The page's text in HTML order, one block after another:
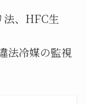
法、HFC生
法冷媒の監視